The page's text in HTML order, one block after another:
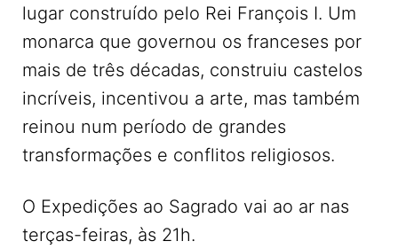
lugar construído pelo Rei François I. Um
monarca que governou os franceses por
mais de três décadas, construiu castelos
incríveis, incentivou a arte, mas também
reinou num período de grandes
transformações e conflitos religiosos.
O Expedições ao Sagrado vai ao ar nas
terças-feiras, às 21h.